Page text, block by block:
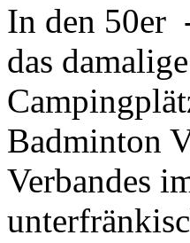
In den 50er
das damalige
Badminton
Verbandes